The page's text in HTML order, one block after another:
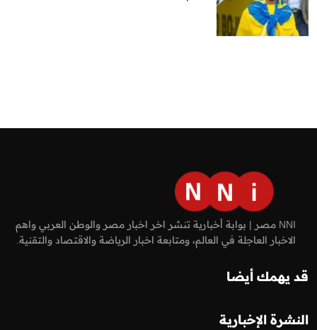
NNI مصر | بوابة أخبارية تنشر اخر اخبار مصر والوطن العربي واهم
الاخبار العاجلة في العالم، ومتابعة اخبار الرياضة والاقتصاد والتقنية.
قد يهمك أيضا
النشرة الإخبارية